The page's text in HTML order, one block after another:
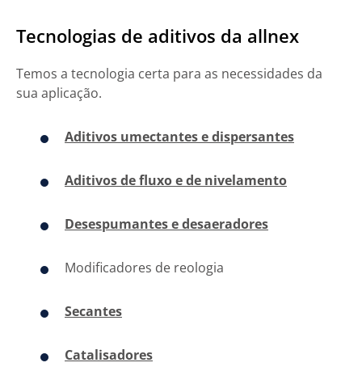
Tecnologias de aditivos da allnex
Temos a tecnologia certa para as necessidades da
sua aplicação.
Aditivos umectantes e dispersantes
Aditivos de fluxo e de nivelamento
Desespumantes e desaeradores
Modificadores de reologia
Secantes
​Catalisadores